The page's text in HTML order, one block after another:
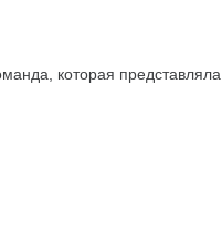
которая представляла